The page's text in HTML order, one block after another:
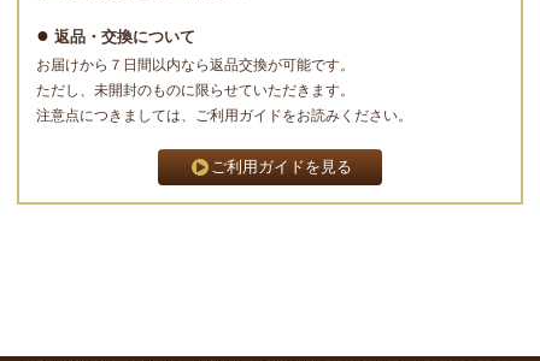
返品・交換について
お届けから７日間以内なら返品交換が可能です。
ただし、未開封のものに限らせていただきます。
注意点につきましては、ご利用ガイドをお読みください。
ご利用ガイドを見る